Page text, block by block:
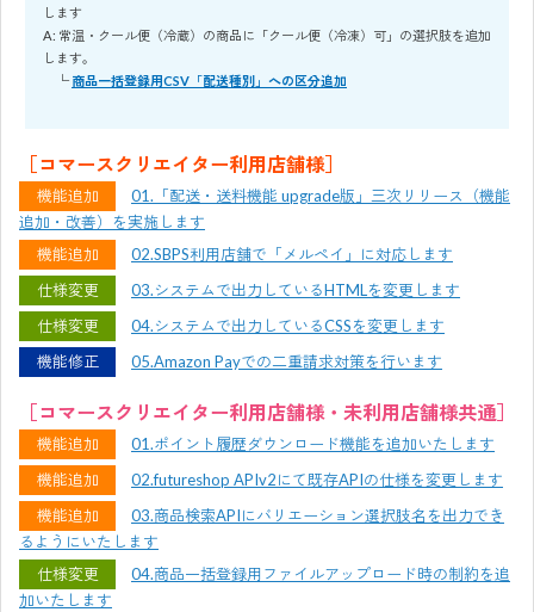
します
A: 常温・クール便（冷蔵）の商品に「クール便（冷凍）可」の選択肢を追加
します。
└ 商品一括登録用CSV「配送種別」への区分追加
［コマースクリエイター利用店舗様］
機能追加
01.「配送・送料機能 upgrade版」三次リリース（機能
追加・改善）を実施します
機能追加
02.SBPS利用店舗で「メルペイ」に対応します
仕様変更
03.システムで出力しているHTMLを変更します
仕様変更
04.システムで出力しているCSSを変更します
機能修正
05.Amazon Payでの二重請求対策を行います
［コマースクリエイター利用店舗様・未利用店舗様共通］
機能追加
01.ポイント履歴ダウンロード機能を追加いたします
機能追加
02.futureshop APIv2にて既存APIの仕様を変更します
機能追加
03.商品検索APIにバリエーション選択肢名を出力でき
るようにいたします
仕様変更
04.商品一括登録用ファイルアップロード時の制約を追
加いたします